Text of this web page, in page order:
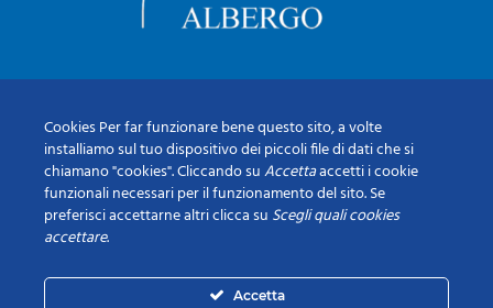
Cookies Per far funzionare bene questo sito, a volte
installiamo sul tuo dispositivo dei piccoli file di dati che si
chiamano "cookies". Cliccando suAccettaaccetti i cookie
funzionali necessari per il funzionamento del sito. Se
preferisci accettarne altri clicca su Scegli quali cookies
accettare.
Accetta